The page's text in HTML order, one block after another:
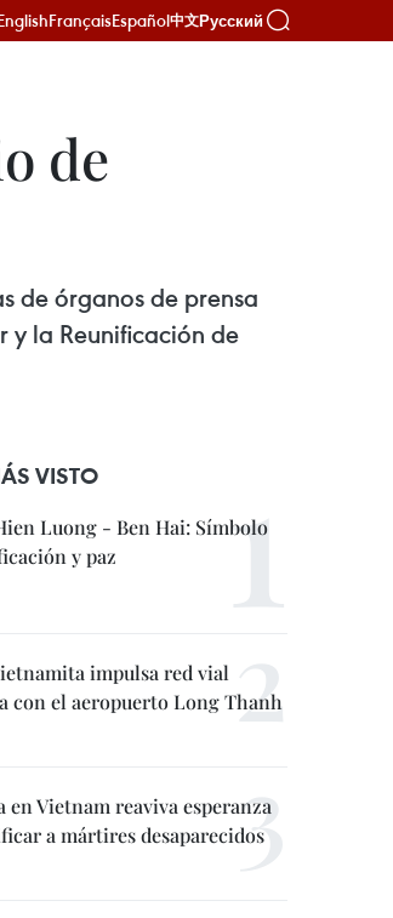
FrançaisEspañol中文Русский
de
de órganos de prensa
y la Reunificación de
VISTO
Luong - Ben Hai: Símbolo
y paz
impulsa red vial
con el aeropuerto Long Thanh
en Vietnam reaviva esperanza
a mártires desaparecidos